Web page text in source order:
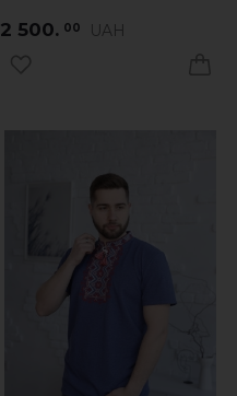
2 500. 00 UAH